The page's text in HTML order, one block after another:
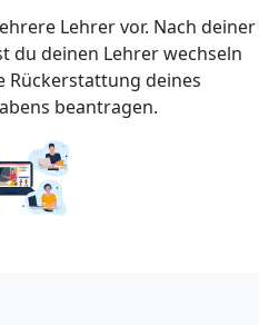
Lehrer vor. Nach deiner
du deinen Lehrer wechseln
Rückerstattung deines
beantragen.